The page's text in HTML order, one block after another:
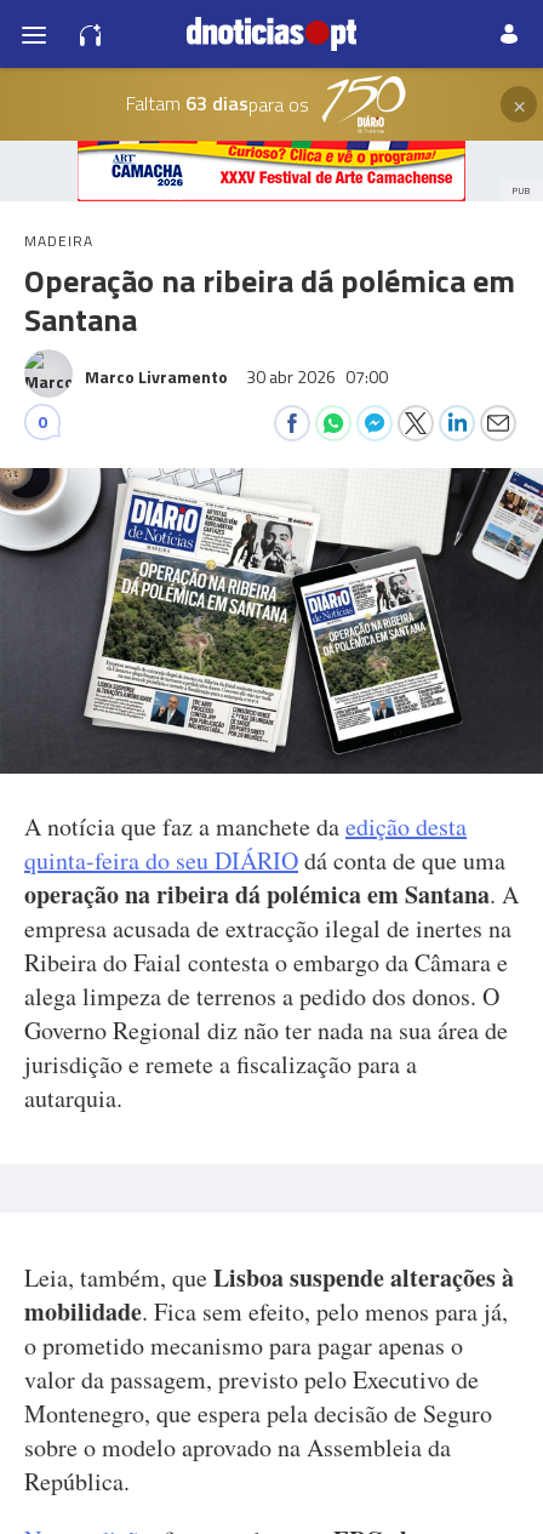
Faltam 63 diaspara os ×
PUB
MADEIRA
Operação na ribeira dá polémica em
Santana
Marco Livramento 30 abr 2026 07:00
0
A notícia que faz a manchete daedição desta
quinta-feira do seu DIÁRIOdá conta de que uma
operação na ribeira dá polémica em Santana. A
empresa acusada de extracção ilegal de inertes na
Ribeira do Faial contesta o embargo da Câmara e
alega limpeza de terrenos a pedido dos donos. O
Governo Regional diz não ter nada na sua área de
jurisdição e remete a fiscalização para a
autarquia.
Leia, também, queLisboa suspende alterações à
mobilidade. Fica sem efeito, pelo menos para já,
o prometido mecanismo para pagar apenas o
valor da passagem, previsto pelo Executivo de
Montenegro, que espera pela decisão de Seguro
sobre o modelo aprovado na Assembleia da
República.